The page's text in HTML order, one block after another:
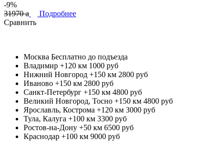
-9%
31970a
Подробнее
Сравнить
Москва Бесплатно до подъезда
Владимир +120 км 1000 руб
Нижний Новгород +150 км 2800 руб
Иваново +150 км 2800 руб
Санкт-Петербург +150 км 4800 руб
Великий Новгород, Тосно +150 км 4800 руб
Ярославль, Кострома +120 км 3000 руб
Тула, Калуга +100 км 3300 руб
Ростов-на-Дону +50 км 6500 руб
Краснодар +100 км 9000 руб